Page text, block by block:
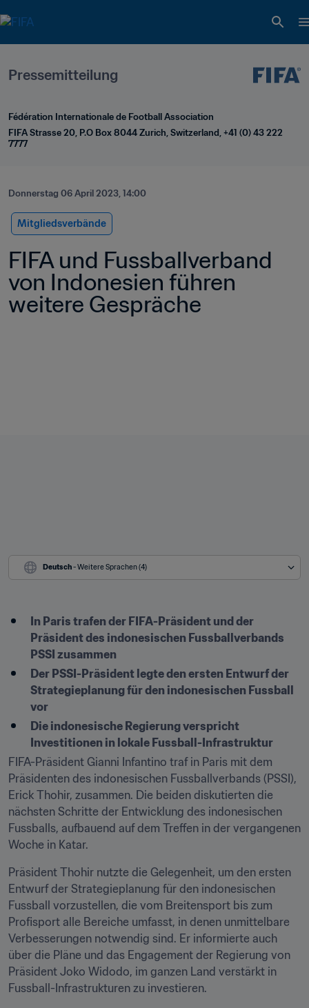
Pressemitteilung
Fédération Internationale de Football Association
FIFA Strasse 20, P.O Box 8044 Zurich, Switzerland, +41 (0) 43 222
7777
Donnerstag 06 April 2023, 14:00
Mitgliedsverbände
FIFA und Fussballverband
von Indonesien führen
weitere Gespräche
Deutsch - Weitere Sprachen (4)
In Paris trafen der FIFA-Präsident und der
Präsident des indonesischen Fussballverbands
PSSI zusammen
Der PSSI-Präsident legte den ersten Entwurf der
Strategieplanung für den indonesischen Fussball
vor
Die indonesische Regierung verspricht
Investitionen in lokale Fussball-Infrastruktur
FIFA-Präsident Gianni Infantino traf in Paris mit dem
Präsidenten des indonesischen Fussballverbands (PSSI),
Erick Thohir, zusammen. Die beiden diskutierten die
nächsten Schritte der Entwicklung des indonesischen
Fussballs, aufbauend auf dem Treffen in der vergangenen
Woche in Katar.
Präsident Thohir nutzte die Gelegenheit, um den ersten
Entwurf der Strategieplanung für den indonesischen
Fussball vorzustellen, die vom Breitensport bis zum
Profisport alle Bereiche umfasst, in denen unmittelbare
Verbesserungen notwendig sind. Er informierte auch
über die Pläne und das Engagement der Regierung von
Präsident Joko Widodo, im ganzen Land verstärkt in
Fussball-Infrastrukturen zu investieren.